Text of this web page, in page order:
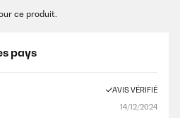
ce produit.
pays
AVIS VÉRIFIÉ
14/12/2024